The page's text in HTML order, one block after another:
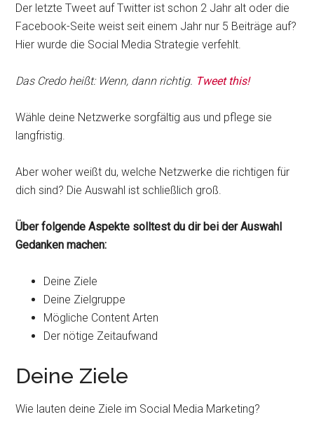
Der letzte Tweet auf Twitter ist schon 2 Jahr alt oder die
Facebook-Seite weist seit einem Jahr nur 5 Beiträge auf?
Hier wurde die Social Media Strategie verfehlt.
Das Credo heißt: Wenn, dann richtig. Tweet this!
Wähle deine Netzwerke sorgfältig aus und pflege sie
langfristig.
Aber woher weißt du, welche Netzwerke die richtigen für
dich sind? Die Auswahl ist schließlich groß.
Über folgende Aspekte solltest du dir bei der Auswahl
Gedanken machen:
Deine Ziele
Deine Zielgruppe
Mögliche Content Arten
Der nötige Zeitaufwand
Deine Ziele
Wie lauten deine Ziele im Social Media Marketing?